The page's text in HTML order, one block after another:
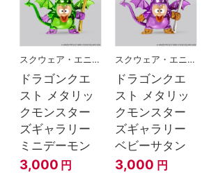
スクウェア・エニックス
ドラゴンクエ
スト メタリッ
クモンスター
ズギャラリー
ミニデーモン
3,000 円
スクウェア・エニックス
ドラゴンクエ
スト メタリッ
クモンスター
ズギャラリー
ベビーサタン
3,000 円